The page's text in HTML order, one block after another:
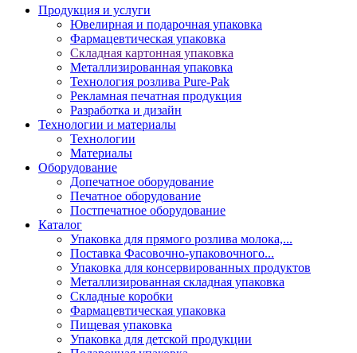
Продукция и услуги
Ювелирная и подарочная упаковка
Фармацевтическая упаковка
Складная картонная упаковка
Металлизированная упаковка
Технология розлива Pure-Pak
Рекламная печатная продукция
Разработка и дизайн
Технологии и материалы
Технологии
Материалы
Оборудование
Допечатное оборудование
Печатное оборудование
Постпечатное оборудование
Каталог
Упаковка для прямого розлива молока,...
Поставка Фасовочно-упаковочного...
Упаковка для консервированных продуктов
Металлизированная складная упаковка
Складные коробки
Фармацевтическая упаковка
Пищевая упаковка
Упаковка для детской продукции